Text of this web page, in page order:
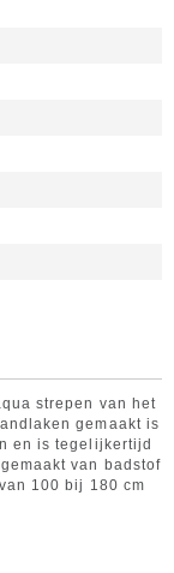
strepen van het
gemaakt is
en is tegelijkertijd
van badstof
100 bij 180 cm